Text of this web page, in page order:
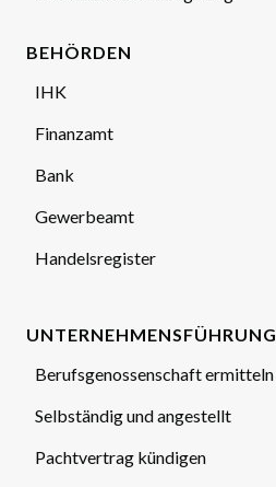
BEHÖRDEN
IHK
Finanzamt
Bank
Gewerbeamt
Handelsregister
UNTERNEHMENSFÜHRUNG
Berufsgenossenschaft ermitteln
Selbständig und angestellt
Pachtvertrag kündigen